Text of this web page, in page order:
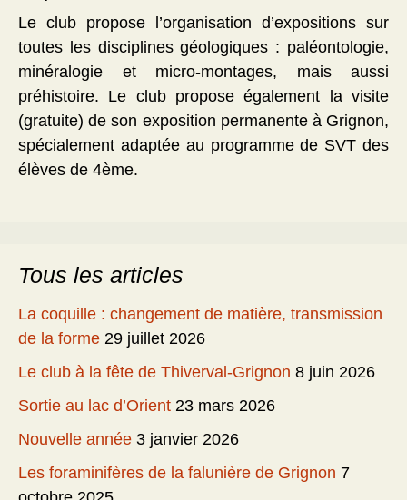
Le club propose l’organisation d’expositions sur
toutes les disciplines géologiques : paléontologie,
minéralogie et micro-montages, mais aussi
préhistoire. Le club propose également la visite
(gratuite) de son exposition permanente à Grignon,
spécialement adaptée au programme de SVT des
élèves de 4ème.
Tous les articles
La coquille : changement de matière, transmission
de la forme 29 juillet 2026
Le club à la fête de Thiverval-Grignon 8 juin 2026
Sortie au lac d’Orient 23 mars 2026
Nouvelle année 3 janvier 2026
Les foraminifères de la falunière de Grignon 7